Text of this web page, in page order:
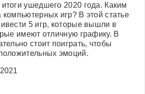
ушедшего 2020 года. Каким
игр? В этой статье
5 игр, которые вышли в
имеют отличную графику. В
стоит поиграть, чтобы
эмоций.